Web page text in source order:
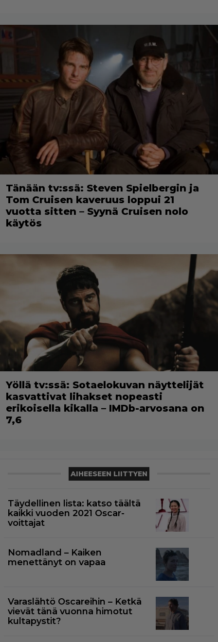
Tänään tv:ssä: Steven Spielbergin ja
Tom Cruisen kaveruus loppui 21
vuotta sitten – Syynä Cruisen nolo
käytös
Yöllä tv:ssä: Sotaelokuvan näyttelijät
kasvattivat lihakset nopeasti
erikoisella kikalla – IMDb-arvosana on
7,6
AIHEESEEN LIITTYEN
Täydellinen lista: katso täältä
kaikki vuoden 2021 Oscar-
voittajat
Nomadland – Kaiken
menettänyt on vapaa
Varaslähtö Oscareihin – Ketkä
vievät tänä vuonna himotut
kultapystit?